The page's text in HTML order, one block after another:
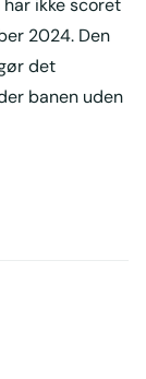
har ikke scoret
2024. Den
det
banen uden